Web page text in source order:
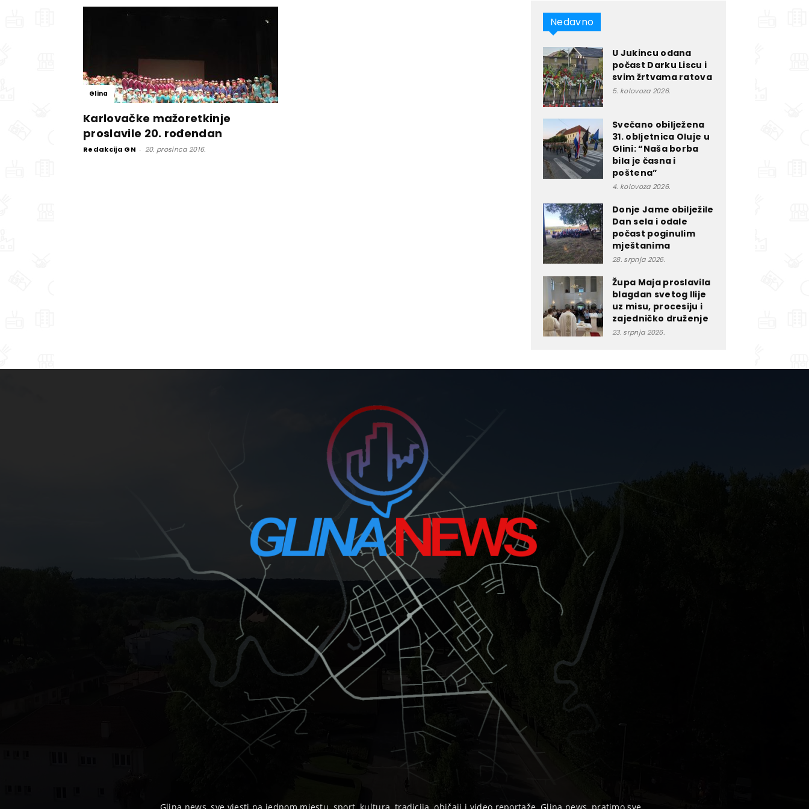
Glina
Karlovačke mažoretkinje
proslavile 20. rođendan
Redakcija GN - 20. prosinca 2016.
Nedavno
U Jukincu odana
počast Darku Liscu i
svim žrtvama ratova
5. kolovoza 2026.
Svečano obilježena
31. obljetnica Oluje u
Glini: “Naša borba
bila je časna i
poštena”
4. kolovoza 2026.
Donje Jame obilježile
Dan sela i odale
počast poginulim
mještanima
28. srpnja 2026.
Župa Maja proslavila
blagdan svetog Ilije
uz misu, procesiju i
zajedničko druženje
23. srpnja 2026.